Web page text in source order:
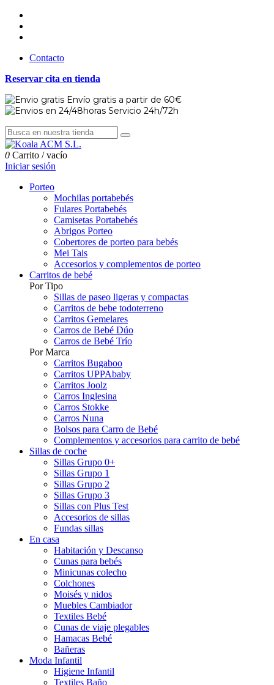
Contacto
Reservar cita en tienda
Envío gratis a partir de 60€
Servicio 24h/72h
0 Carrito /vacío
Iniciar sesión
Porteo
Mochilas portabebés
Fulares Portabebés
Camisetas Portabebés
Abrigos Porteo
Cobertores de porteo para bebés
Mei Tais
Accesorios y complementos de porteo
Carritos de bebé
Por Tipo
Sillas de paseo ligeras y compactas
Carritos de bebe todoterreno
Carritos Gemelares
Carros de Bebé Dúo
Carros de Bebé Trío
Por Marca
Carritos Bugaboo
Carritos UPPAbaby
Carritos Joolz
Carros Inglesina
Carros Stokke
Carros Nuna
Bolsos para Carro de Bebé
Complementos y accesorios para carrito de bebé
Sillas de coche
Sillas Grupo 0+
Sillas Grupo 1
Sillas Grupo 2
Sillas Grupo 3
Sillas con Plus Test
Accesorios de sillas
Fundas sillas
En casa
Habitación y Descanso
Cunas para bebés
Minicunas colecho
Colchones
Moisés y nidos
Muebles Cambiador
Textiles Bebé
Cunas de viaje plegables
Hamacas Bebé
Bañeras
Moda Infantil
Higiene Infantil
Textiles Baño